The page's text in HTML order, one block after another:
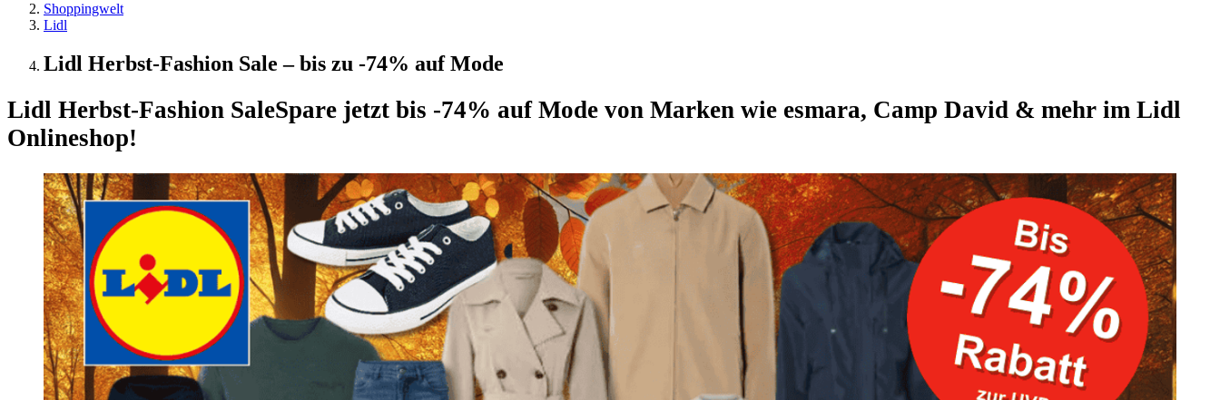
Shoppingwelt
Lidl
Lidl Herbst-Fashion Sale – bis zu -74% auf Mode
Lidl Herbst-Fashion SaleSpare jetzt bis -74% auf Mode von Marken wie esmara, Camp David & mehr im Lidl
Onlineshop!